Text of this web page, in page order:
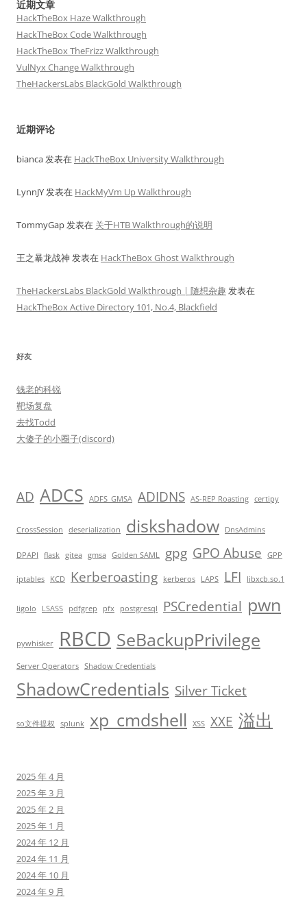
近期文章
HackTheBox Haze Walkthrough
HackTheBox Code Walkthrough
HackTheBox TheFrizz Walkthrough
VulNyx Change Walkthrough
TheHackersLabs BlackGold Walkthrough
近期评论
bianca发表在 HackTheBox University Walkthrough
LynnJY发表在 HackMyVm Up Walkthrough
TommyGap发表在 关于HTB Walkthrough的说明
王之暴龙战神 发表在 HackTheBox Ghost Walkthrough
TheHackersLabs BlackGold Walkthrough | 随想杂趣 发表在
HackTheBox Active Directory 101, No.4, Blackfield
好友
钱老的科锐
靶场复盘
去找Todd
大傻子的小圈子(discord)
AD ADCS ADFS_GMSA ADIDNS AS-REP Roasting certipy
CrossSession deserialization diskshadow DnsAdmins
DPAPI flask gitea gmsa Golden SAML gpg GPO Abuse GPP
iptables KCD Kerberoasting kerberos LAPS LFI libxcb.so.1
ligolo LSASS pdfgrep pfx postgresql PSCredential pwn
pywhisker RBCD SeBackupPrivilege
Server Operators Shadow Credentials
ShadowCredentials Silver Ticket
so文件提权 splunk xp_cmdshell XSS XXE 溢出
2025 年 4 月
2025 年 3 月
2025 年 2 月
2025 年 1 月
2024 年 12 月
2024 年 11 月
2024 年 10 月
2024 年 9 月